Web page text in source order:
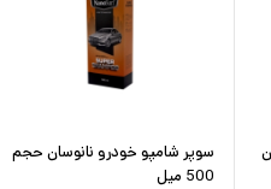
سوپر شامپو خودرو نانوسان حجم
500 میل